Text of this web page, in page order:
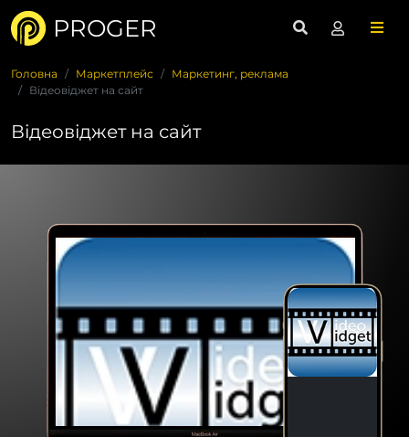
PROGER
Головна Маркетплейс
Маркетинг, реклама
Відеовіджет на сайт
Відеовіджет на сайт